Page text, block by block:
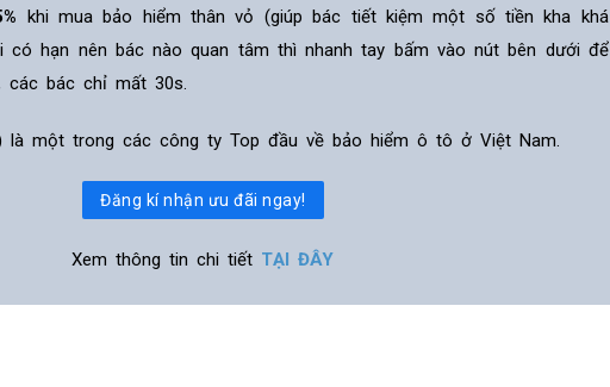
khi mua bảo hiểm thân vỏ (giúp bác tiết kiệm một số tiền kha khá
hạn nên bác nào quan tâm thì nhanh tay bấm vào nút bên dưới để
bác chỉ mất 30s.
là một trong các công ty Top đầu về bảo hiểm ô tô ở Việt Nam.
Đăng kí nhận ưu đãi ngay!
Xem thông tin chi tiết TẠI ĐÂY